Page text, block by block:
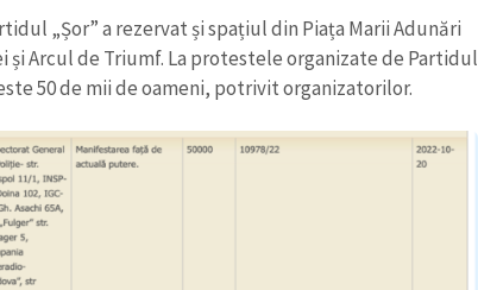
„Șor” a rezervat și spațiul din Piața Marii Adunări
și Arcul de Triumf. La protestele organizate de Partidul
50 de mii de oameni, potrivit organizatorilor.